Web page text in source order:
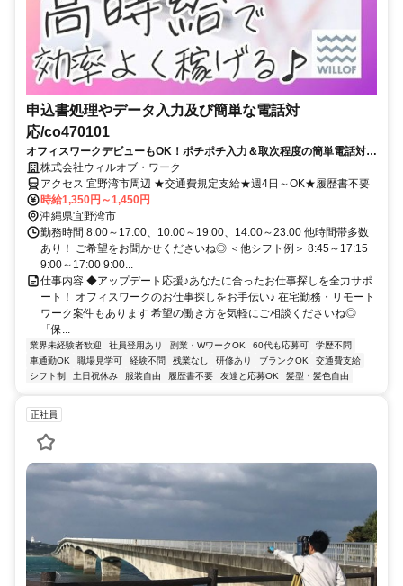
申込書処理やデータ入力及び簡単な電話対
応/co470101
オフィスワークデビューもOK！ポチポチ入力＆取次程度の簡単電話対応
◎慣れたら在宅OK♪
株式会社ウィルオブ・ワーク
アクセス 宜野湾市周辺 ★交通費規定支給★週4日～OK★履歴書不要
時給1,350円～1,450円
沖縄県宜野湾市
勤務時間 8:00～17:00、10:00～19:00、14:00～23:00 他時間帯多数
あり！ ご希望をお聞かせくださいね◎ ＜他シフト例＞ 8:45～17:15
9:00～17:00 9:00...
仕事内容 ◆アップデート応援♪あなたに合ったお仕事探しを全力サポ
ート！ オフィスワークのお仕事探しをお手伝い♪ 在宅勤務・リモート
ワーク案件もあります 希望の働き方を気軽にご相談くださいね◎
「保...
業界未経験者歓迎 社員登用あり 副業・WワークOK 60代も応募可
学歴不問
車通勤OK
職場見学可 経験不問 残業なし 研修あり ブランクOK
交通費支給
シフト制
土日祝休み 服装自由 履歴書不要 友達と応募OK 髪型・髪色自由
正社員